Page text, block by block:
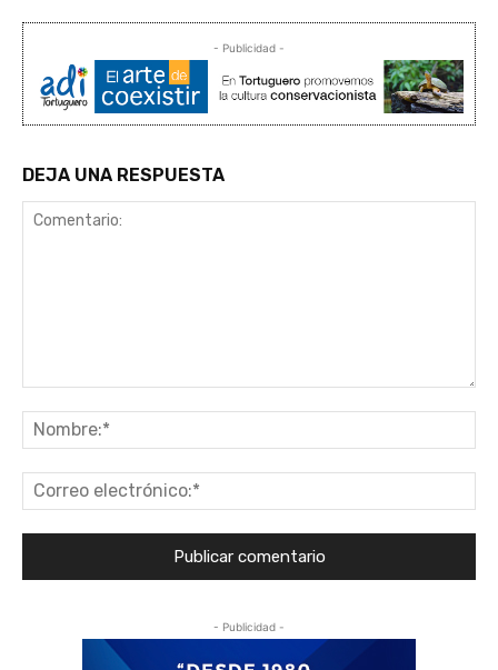
- Publicidad -
DEJA UNA RESPUESTA
- Publicidad -